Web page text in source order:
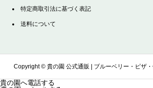
特定商取引法に基づく表記
送料について
Copyright © 貴の園 公式通販 | ブルーベリー・ピザ
貴の園へ電話する